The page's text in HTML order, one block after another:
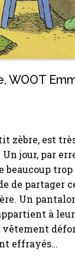
, WOOT
zèbre, est
Un jour, par
beaucoup
de partager
Un
à
vêtement
effrayés…